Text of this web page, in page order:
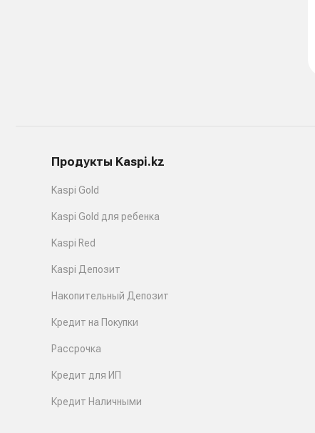
Продукты Kaspi.kz
Kaspi Gold
Kaspi Gold для ребенка
Kaspi Red
Kaspi Депозит
Накопительный Депозит
Кредит на Покупки
Рассрочка
Кредит для ИП
Кредит Наличными